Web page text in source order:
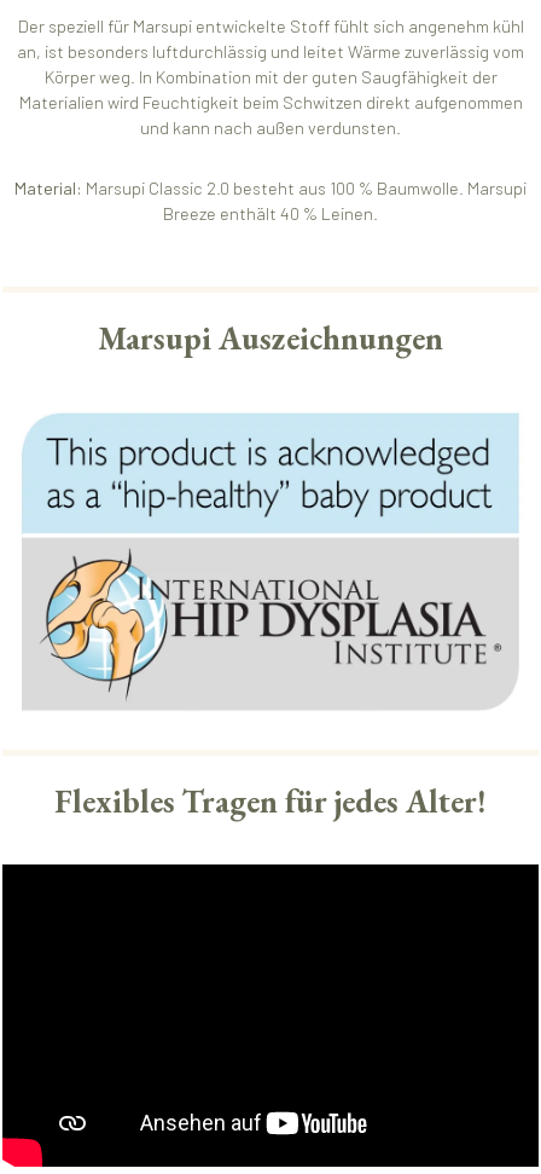
Der speziell für Marsupi entwickelte Stoff fühlt sich angenehm kühl
an, ist besonders luftdurchlässig und leitet Wärme zuverlässig vom
Körper weg. In Kombination mit der guten Saugfähigkeit der
Materialien wird Feuchtigkeit beim Schwitzen direkt aufgenommen
und kann nach außen verdunsten.
Material: Marsupi Classic 2.0 besteht aus 100 % Baumwolle. Marsupi
Breeze enthält 40 % Leinen.
Marsupi Auszeichnungen
Flexibles Tragen für jedes Alter!